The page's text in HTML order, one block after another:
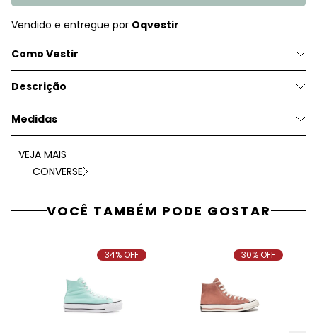
Vendido e entregue por Oqvestir
Como Vestir
Descrição
Medidas
VEJA MAIS
CONVERSE
VOCÊ TAMBÉM PODE GOSTAR
34% OFF 30% OFF